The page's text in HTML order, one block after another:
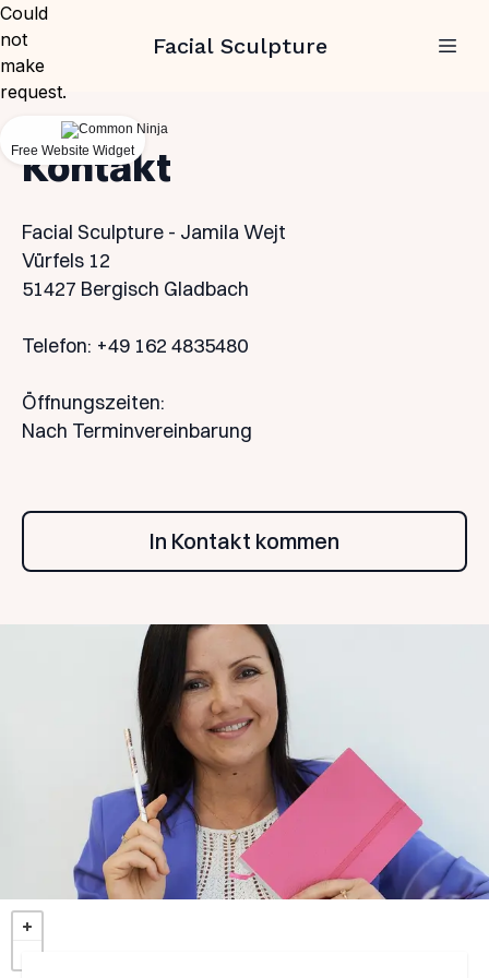
Facial Sculpture
Kontakt
Facial Sculpture - Jamila Wejt
Vürfels 12
51427 Bergisch Gladbach
Telefon: +49 162 4835480
Öffnungszeiten:
Nach Terminvereinbarung
In Kontakt kommen
Could
not
make
request.
Free Website Widget